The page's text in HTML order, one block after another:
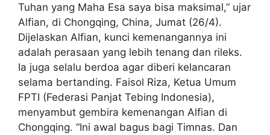
Tuhan yang Maha Esa saya bisa maksimal,” ujar
Alfian, di Chongqing, China, Jumat (26/4).
Dijelaskan Alfian, kunci kemenangannya ini
adalah perasaan yang lebih tenang dan rileks.
Ia juga selalu berdoa agar diberi kelancaran
selama bertanding. Faisol Riza, Ketua Umum
FPTI (Federasi Panjat Tebing Indonesia),
menyambut gembira kemenangan Alfian di
Chongqing. “Ini awal bagus bagi Timnas. Dan